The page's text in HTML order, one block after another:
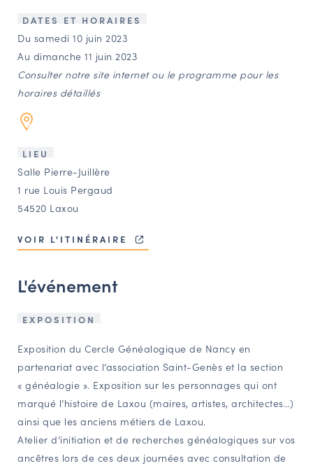
CONTACT
Agenda
Annuaire
Ressources
OFFRES D’EMPLOI ET DE STAGE
BOURSE D’ÉCHANGE
OUTILS EN LIGNE
CARTES DES NAUDIN
Espace acteurs
PORTAIL CULTURE
Comité d'Histoire Régionale
Service Inventaire et Patrimoines de la Région Grand Est
DATES ET HORAIRES
Du samedi 10 juin 2023
Au dimanche 11 juin 2023
Consulter notre site internet ou le programme pour les
horaires détaillés
LIEU
Salle Pierre-Juillère
1 rue Louis Pergaud
54520 Laxou
VOIR L'ITINÉRAIRE
L'événement
EXPOSITION
Exposition du Cercle Généalogique de Nancy en
partenariat avec l’association Saint-Genès et la section
« généalogie ». Exposition sur les personnages qui ont
marqué l’histoire de Laxou (maires, artistes, architectes…)
ainsi que les anciens métiers de Laxou.
Atelier d’initiation et de recherches généalogiques sur vos
ancêtres lors de ces deux journées avec consultation de